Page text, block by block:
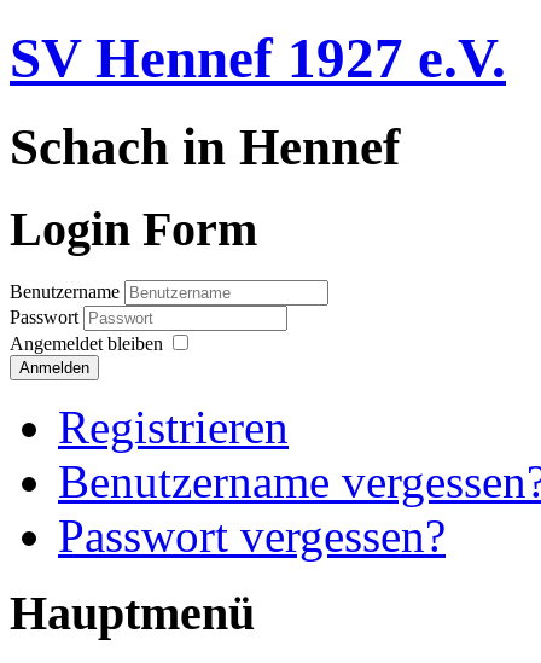
SV Hennef 1927 e.V.
Schach in Hennef
Login Form
Benutzername
Passwort
Angemeldet bleiben
Anmelden
Registrieren
Benutzername
Passwort vergessen?
Hauptmenü